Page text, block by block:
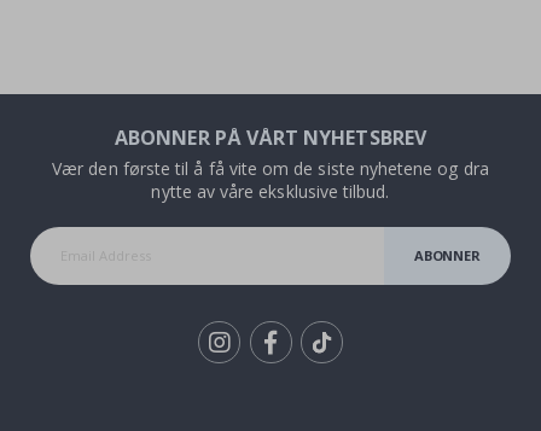
ABONNER PÅ VÅRT NYHETSBREV
Vær den første til å få vite om de siste nyhetene og dra
nytte av våre eksklusive tilbud.
ABONNER